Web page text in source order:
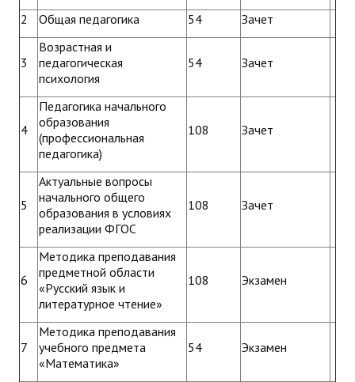
2 Общая педагогика 54 Зачет
3
Возрастная и
педагогическая
психология
54 Зачет
4
Педагогика начального
образования
(профессиональная
педагогика)
108 Зачет
5
Актуальные вопросы
начального общего
образования в условиях
реализации ФГОС
108 Зачет
6
Методика преподавания
предметной области
«Русский язык и
литературное чтение»
108 Экзамен
7
Методика преподавания
учебного предмета
«Математика»
54 Экзамен